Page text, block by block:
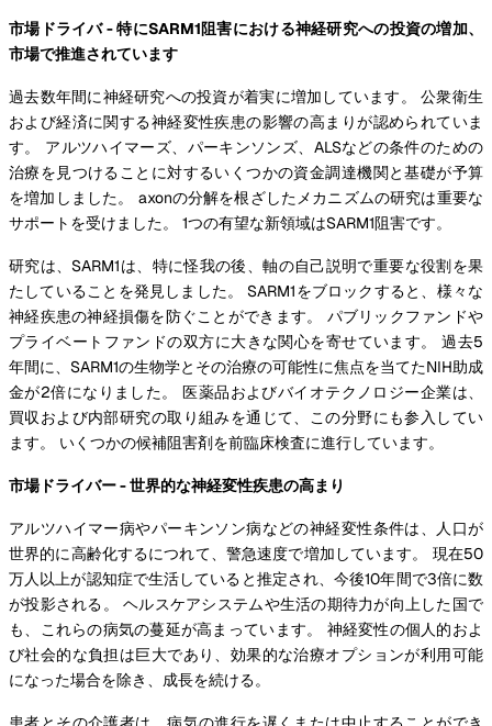
市場ドライバ - 特にSARM1阻害における神経研究への投資の増加、
市場で推進されています
過去数年間に神経研究への投資が着実に増加しています。 公衆衛生
および経済に関する神経変性疾患の影響の高まりが認められていま
す。 アルツハイマーズ、パーキンソンズ、ALSなどの条件のための
治療を見つけることに対するいくつかの資金調達機関と基礎が予算
を増加しました。 axonの分解を根ざしたメカニズムの研究は重要な
サポートを受けました。 1つの有望な新領域はSARM1阻害です。
研究は、SARM1は、特に怪我の後、軸の自己説明で重要な役割を果
たしていることを発見しました。 SARM1をブロックすると、様々な
神経疾患の神経損傷を防ぐことができます。 パブリックファンドや
プライベートファンドの双方に大きな関心を寄せています。 過去5
年間に、SARM1の生物学とその治療の可能性に焦点を当てたNIH助成
金が2倍になりました。 医薬品およびバイオテクノロジー企業は、
買収および内部研究の取り組みを通じて、この分野にも参入してい
ます。 いくつかの候補阻害剤を前臨床検査に進行しています。
市場ドライバー - 世界的な神経変性疾患の高まり
アルツハイマー病やパーキンソン病などの神経変性条件は、人口が
世界的に高齢化するにつれて、警急速度で増加しています。 現在50
万人以上が認知症で生活していると推定され、今後10年間で3倍に数
が投影される。 ヘルスケアシステムや生活の期待力が向上した国で
も、これらの病気の蔓延が高まっています。 神経変性の個人的およ
び社会的な負担は巨大であり、効果的な治療オプションが利用可能
になった場合を除き、成長を続ける。